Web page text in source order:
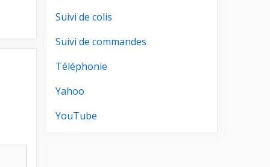
Suivi de colis
Suivi de commandes
Téléphonie
Yahoo
YouTube